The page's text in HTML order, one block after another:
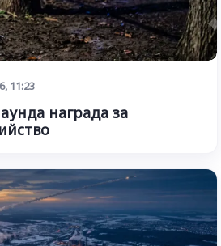
11:23
награда за